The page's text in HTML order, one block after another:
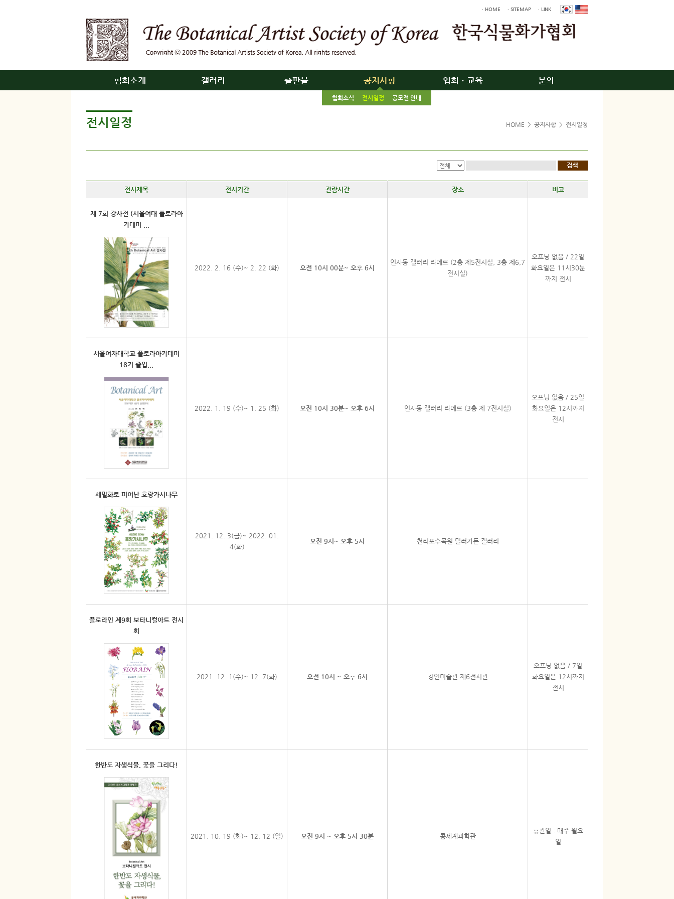
· HOME · SITEMAP · LINK
협회소개 갤러리 출판물 공지사항
협회소식 전시일정 공모전 안내
입회ㆍ교육 문의
전시일정 HOME > 공지사항 > 전시일정
전시제목 전시기간 관람시간 장소 비고
제 7회 강사전 (서울여대 플로라아
카데미 ...
2022. 2. 16 (수)~ 2. 22 (화) 오전 10시 00분~ 오후 6시
인사동 갤러리 라메르 (2층 제5전시실, 3층 제6,7
전시실)
오프닝 없음 / 22일
화요일은 11시30분
까지 전시
서울여자대학교 플로라아카데미
18기 졸업...
2022. 1. 19 (수)~ 1. 25 (화) 오전 10시 30분~ 오후 6시 인사동 갤러리 라메르 (3층 제 7전시실)
오프닝 없음 / 25일
화요일은 12시까지
전시
세밀화로 피어난 호랑가시나무
2021. 12. 3(금)~ 2022. 01.
4(화)
오전 9시~ 오후 5시 천리포수목원 밀러가든 갤러리
플로라인 제9회 보타니컬아트 전시
회
2021. 12. 1(수)~ 12. 7(화) 오전 10시 ~ 오후 6시 경인미술관 제6전시관
오프닝 없음 / 7일
화요일은 12시까지
전시
한반도 자생식물, 꽃을 그리다!
2021. 10. 19 (화)~ 12. 12 (일) 오전 9시 ~ 오후 5시 30분 콩세계과학관
휴관일 : 매주 월요
일